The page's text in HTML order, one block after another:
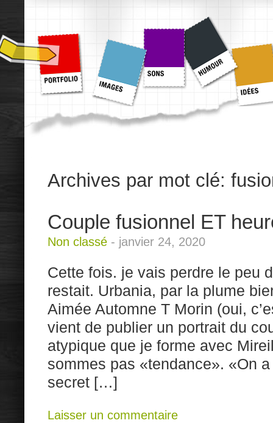
Archives par mot clé:
Couple fusionnel ET
Non classé - janvier 24, 2020
Cette fois. je vais perdre le peu
restait. Urbania, par la plume
Aimée Automne T Morin (oui,
vient de publier un portrait du
atypique que je forme avec
sommes pas «tendance». «On
secret […]
Laisser un commentaire